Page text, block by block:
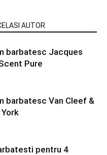
AUTOR
barbatesc Jacques
Pure
barbatesc Van Cleef &
pentru 4